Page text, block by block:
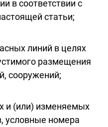
в соответствии с
статьи;
линий в целях
размещения
сооружений;
и (или) изменяемых
условные номера